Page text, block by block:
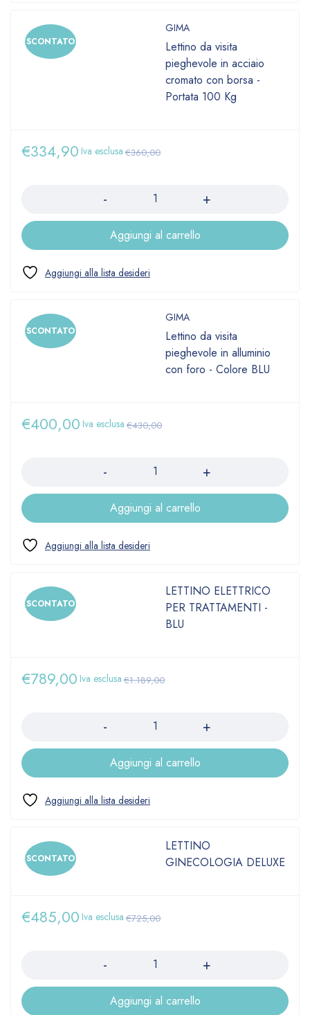
SCONTATO
GIMA
Lettino da visita
pieghevole in acciaio
cromato con borsa -
Portata 100 Kg
€360,00
€334,90 Iva esclusa
Aggiungi al carrello
SCONTATO
GIMA
Lettino da visita
pieghevole in alluminio
con foro - Colore BLU
€430,00
€400,00 Iva esclusa
Aggiungi al carrello
SCONTATO
LETTINO ELETTRICO
PER TRATTAMENTI -
BLU
€1.189,00
€789,00 Iva esclusa
Aggiungi al carrello
SCONTATO
LETTINO
GINECOLOGIA DELUXE
€725,00
€485,00 Iva esclusa
Aggiungi al carrello